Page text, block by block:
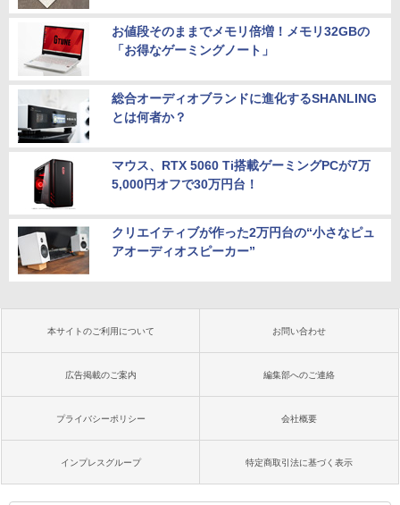
お値段そのままでメモリ倍増！メモリ32GBの
「お得なゲーミングノート」
総合オーディオブランドに進化するSHANLING
とは何者か？
マウス、RTX 5060 Ti搭載ゲーミングPCが7万
5,000円オフで30万円台！
クリエイティブが作った2万円台の“小さなピュ
アオーディオスピーカー”
本サイトのご利用について お問い合わせ
広告掲載のご案内 編集部へのご連絡
プライバシーポリシー 会社概要
インプレスグループ 特定商取引法に基づく表示